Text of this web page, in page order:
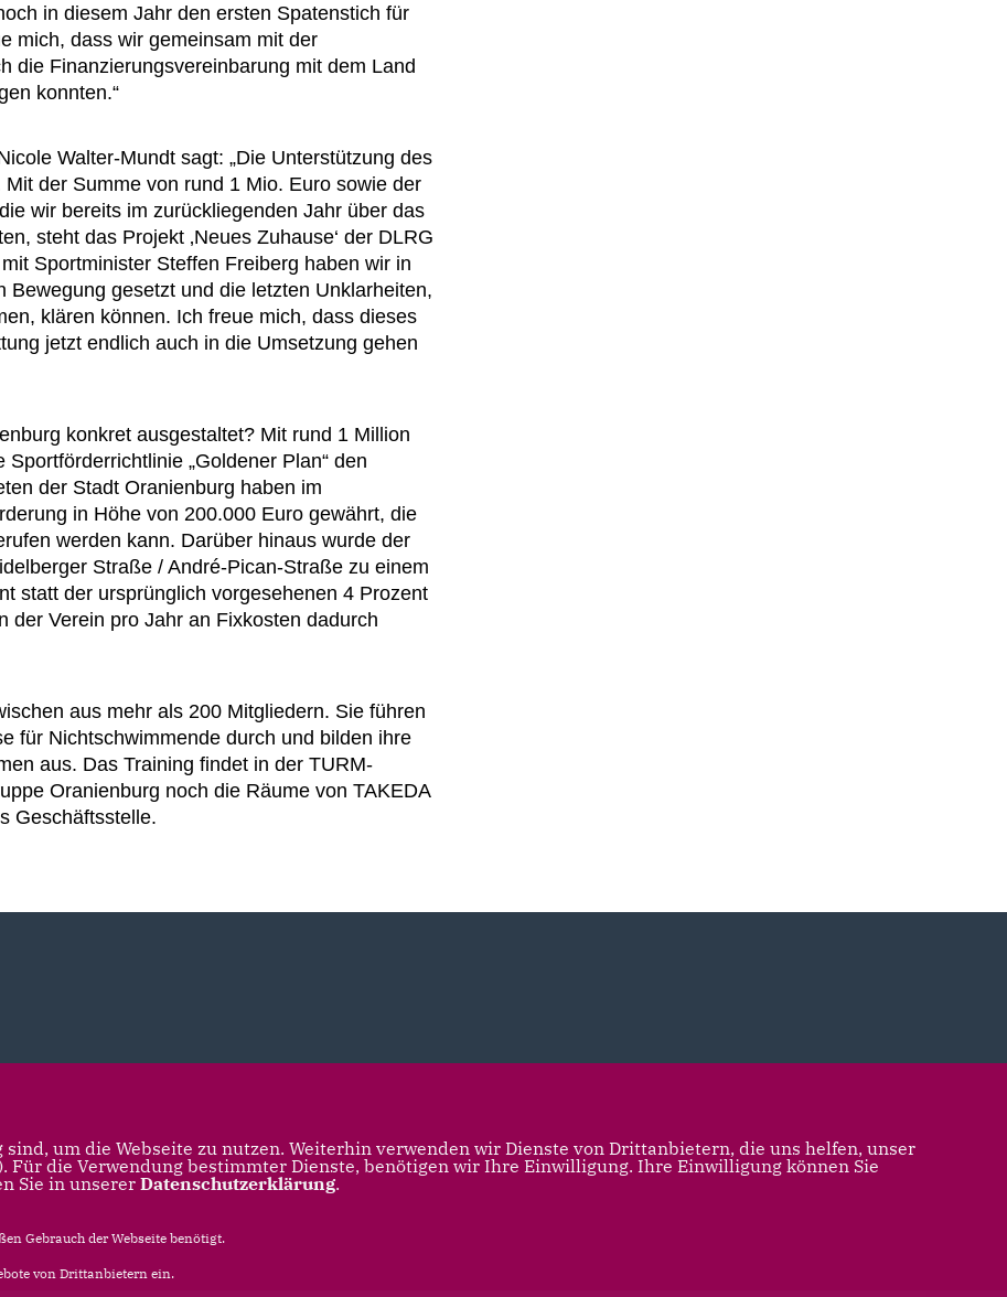
in diesem Jahr den ersten Spatenstich für
mich, dass wir gemeinsam mit der
die Finanzierungsvereinbarung mit dem Land
konnten.“
Walter-Mundt sagt: „Die Unterstützung des
der Summe von rund 1 Mio. Euro sowie der
wir bereits im zurückliegenden Jahr über das
steht das Projekt ‚Neues Zuhause‘ der DLRG
Sportminister Steffen Freiberg haben wir in
gesetzt und die letzten Unklarheiten,
klären können. Ich freue mich, dass dieses
jetzt endlich auch in die Umsetzung gehen
konkret ausgestaltet? Mit rund 1 Million
„Goldener Plan“ den
der Stadt Oranienburg haben im
in Höhe von 200.000 Euro gewährt, die
werden kann. Darüber hinaus wurde der
Straße / André-Pican-Straße zu einem
statt der ursprünglich vorgesehenen 4 Prozent
der Verein pro Jahr an Fixkosten dadurch
aus mehr als 200 Mitgliedern. Sie führen
für Nichtschwimmende durch und bilden ihre
aus. Das Training findet in der TURM-
Oranienburg noch die Räume von TAKEDA
Geschäftsstelle.
sind, um die Webseite zu nutzen. Weiterhin verwenden wir Dienste von Drittanbietern, die uns helfen, unser
Für die Verwendung bestimmter Dienste, benötigen wir Ihre Einwilligung. Ihre Einwilligung können Sie
Sie in unserer Datenschutzerklärung.
Gebrauch der Webseite benötigt.
von Drittanbietern ein.